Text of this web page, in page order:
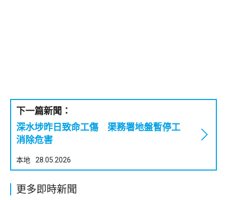
下一篇新聞：
深水埗昨日致命工傷 渠務署地盤暫停工
消除危害
本地 28.05.2026
更多即時新聞